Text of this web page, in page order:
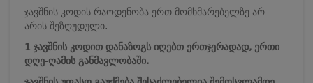
ჯავშნის კოდის რაოდენობა ერთ მომხმარებელზე არ
არის შეზღუდული.
1 ჯავშნის კოდით დანაზოგს იღებთ ერთჯერადად, ერთი
დღე-ღამის განმავლობაში.